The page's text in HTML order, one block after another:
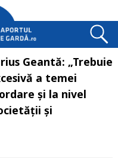
Geantă: „Trebuie
a temei
și la nivel
și